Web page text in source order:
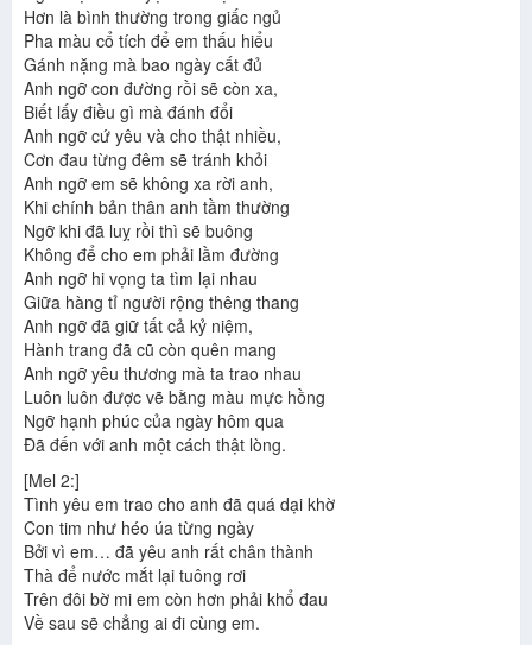
Hơn là bình thường trong giấc ngủ
Pha màu cổ tích để em thấu hiểu
Gánh nặng mà bao ngày cất đủ
Anh ngỡ con đường rồi sẽ còn xa,
Biết lấy điều gì mà đánh đổi
Anh ngỡ cứ yêu và cho thật nhiều,
Cơn đau từng đêm sẽ tránh khỏi
Anh ngỡ em sẽ không xa rời anh,
Khi chính bản thân anh tầm thường
Ngỡ khi đã luỵ rồi thì sẽ buông
Không để cho em phải lầm đường
Anh ngỡ hi vọng ta tìm lại nhau
Giữa hàng tỉ người rộng thêng thang
Anh ngỡ đã giữ tất cả kỷ niệm,
Hành trang đã cũ còn quên mang
Anh ngỡ yêu thương mà ta trao nhau
Luôn luôn được vẽ bằng màu mực hồng
Ngỡ hạnh phúc của ngày hôm qua
Đã đến với anh một cách thật lòng.
[Mel 2:]
Tình yêu em trao cho anh đã quá dại khờ
Con tim như héo úa từng ngày
Bởi vì em… đã yêu anh rất chân thành
Thà để nước mắt lại tuông rơi
Trên đôi bờ mi em còn hơn phải khổ đau
Về sau sẽ chẳng ai đi cùng em.